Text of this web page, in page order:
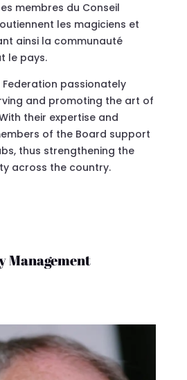
membres du Conseil
les magiciens et
ainsi la communauté
le pays.
Federation passionately
and promoting the art of
their expertise and
of the Board support
thus strengthening the
across the country.
Management